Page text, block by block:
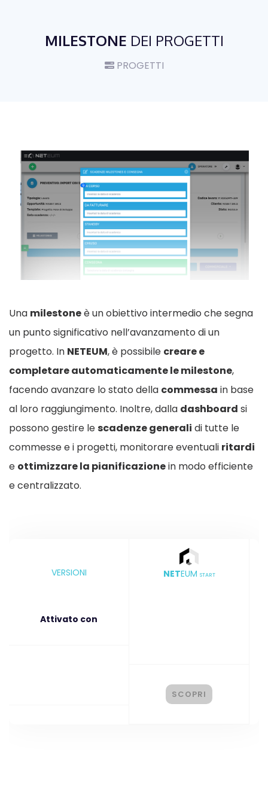
MILESTONE DEI PROGETTI
PROGETTI
Una milestoneè un obiettivo intermedio che segna
un punto significativo nell’avanzamento di un
progetto. In NETEUM, è possibile creare e
completare automaticamente le milestone,
facendo avanzare lo stato della commessa in base
al loro raggiungimento. Inoltre, dalla dashboard si
possono gestire lescadenze generali di tutte le
commesse e i progetti, monitorare eventuali ritardi
e ottimizzare la pianificazionein modo efficiente
e centralizzato.
VERSIONI
Attivato con
NETEUM START
SCOPRI